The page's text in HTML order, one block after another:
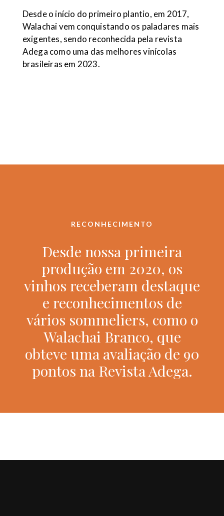
Desde o início do primeiro plantio, em 2017,
Walachai vem conquistando os paladares mais
exigentes, sendo reconhecida pela revista
Adega como uma das melhores vinícolas
brasileiras em 2023.
RECONHECIMENTO
Desde nossa primeira
produção em 2020, os
vinhos receberam destaque
e reconhecimentos de
vários sommeliers, como o
Walachai Branco, que
obteve uma avaliação de 90
pontos na Revista Adega.